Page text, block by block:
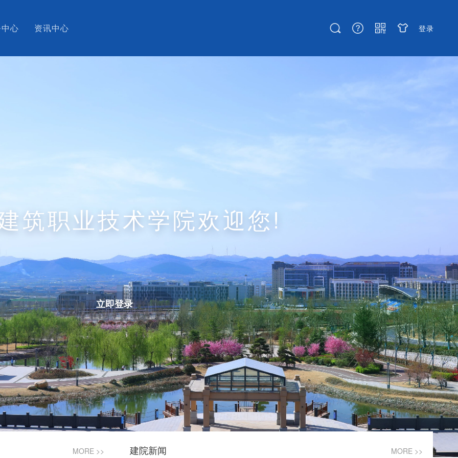
心 资讯中心 登录
筑职业技术学院欢迎您!
立即登录
MORE >> 建院新闻 MORE >>